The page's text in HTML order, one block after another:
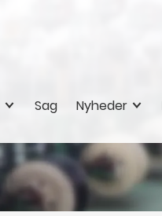
Sag Nyheder